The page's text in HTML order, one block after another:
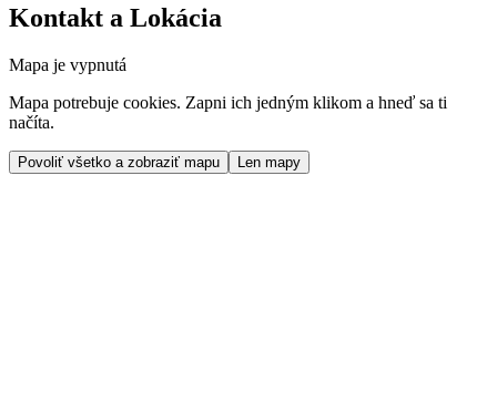
Kontakt a Lokácia
Mapa je vypnutá
Mapa potrebuje cookies. Zapni ich jedným klikom a hneď sa ti
načíta.
Povoliť všetko a zobraziť mapu Len mapy